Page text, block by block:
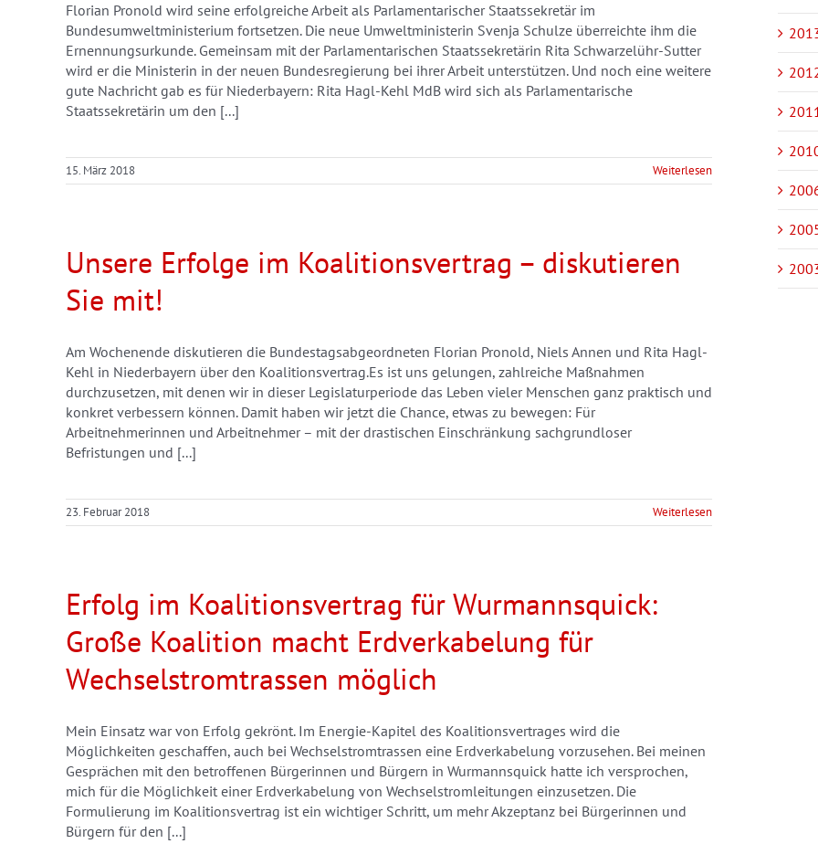
Florian Pronold wird seine erfolgreiche Arbeit als Parlamentarischer Staatssekretär im
Bundesumweltministerium fortsetzen. Die neue Umweltministerin Svenja Schulze überreichte ihm die
Ernennungsurkunde. Gemeinsam mit der Parlamentarischen Staatssekretärin Rita Schwarzelühr-Sutter
wird er die Ministerin in der neuen Bundesregierung bei ihrer Arbeit unterstützen. Und noch eine weitere
gute Nachricht gab es für Niederbayern: Rita Hagl-Kehl MdB wird sich als Parlamentarische
Staatssekretärin um den [...]
15. März 2018 Weiterlesen
Unsere Erfolge im Koalitionsvertrag – diskutieren
Sie mit!
Am Wochenende diskutieren die Bundestagsabgeordneten Florian Pronold, Niels Annen und Rita Hagl-
Kehl in Niederbayern über den Koalitionsvertrag.Es ist uns gelungen, zahlreiche Maßnahmen
durchzusetzen, mit denen wir in dieser Legislaturperiode das Leben vieler Menschen ganz praktisch und
konkret verbessern können. Damit haben wir jetzt die Chance, etwas zu bewegen: Für
Arbeitnehmerinnen und Arbeitnehmer – mit der drastischen Einschränkung sachgrundloser
Befristungen und [...]
23. Februar 2018 Weiterlesen
Erfolg im Koalitionsvertrag für Wurmannsquick:
Große Koalition macht Erdverkabelung für
Wechselstromtrassen möglich
Mein Einsatz war von Erfolg gekrönt. Im Energie-Kapitel des Koalitionsvertrages wird die
Möglichkeiten geschaffen, auch bei Wechselstromtrassen eine Erdverkabelung vorzusehen. Bei meinen
Gesprächen mit den betroffenen Bürgerinnen und Bürgern in Wurmannsquick hatte ich versprochen,
mich für die Möglichkeit einer Erdverkabelung von Wechselstromleitungen einzusetzen. Die
Formulierung im Koalitionsvertrag ist ein wichtiger Schritt, um mehr Akzeptanz bei Bürgerinnen und
Bürgern für den [...]